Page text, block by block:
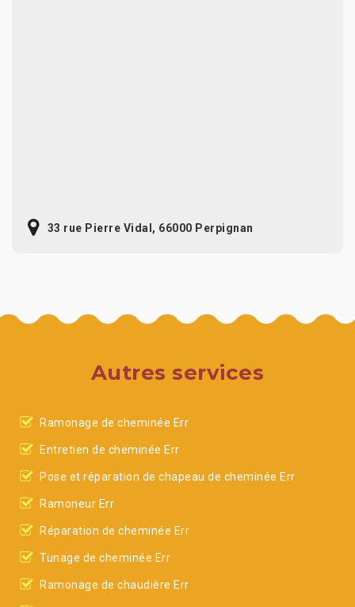
33 rue Pierre Vidal, 66000 Perpignan
Autres services
Ramonage de cheminée Err
Entretien de cheminée Err
Pose et réparation de chapeau de cheminée Err
Ramoneur Err
Réparation de cheminée Err
Tunage de cheminée Err
Ramonage de chaudière Err